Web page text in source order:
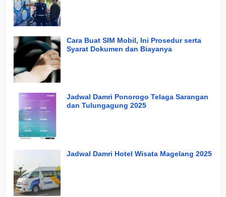
Cara Buat SIM Mobil, Ini Prosedur serta
Syarat Dokumen dan Biayanya
Jadwal Damri Ponorogo Telaga Sarangan
dan Tulungagung 2025
Jadwal Damri Hotel Wisata Magelang 2025